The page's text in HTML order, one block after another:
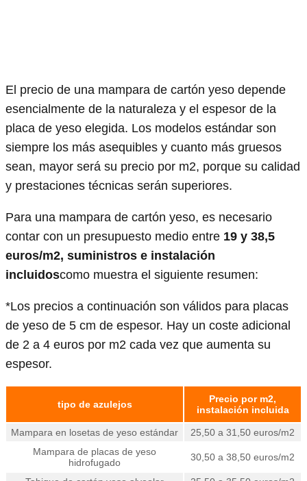
El precio de una mampara de cartón yeso depende
esencialmente de la naturaleza y el espesor de la
placa de yeso elegida. Los modelos estándar son
siempre los más asequibles y cuanto más gruesos
sean, mayor será su precio por m2, porque su calidad
y prestaciones técnicas serán superiores.
Para una mampara de cartón yeso, es necesario
contar con un presupuesto medio entre 19 y 38,5
euros/m2, suministros e instalación
incluidoscomo muestra el siguiente resumen:
*Los precios a continuación son válidos para placas
de yeso de 5 cm de espesor. Hay un coste adicional
de 2 a 4 euros por m2 cada vez que aumenta su
espesor.
tipo de azulejos
Precio por m2,
instalación incluida
Mampara en losetas de yeso estándar
25,50 a 31,50 euros/m2
Mampara de placas de yeso
hidrofugado
30,50 a 38,50 euros/m2